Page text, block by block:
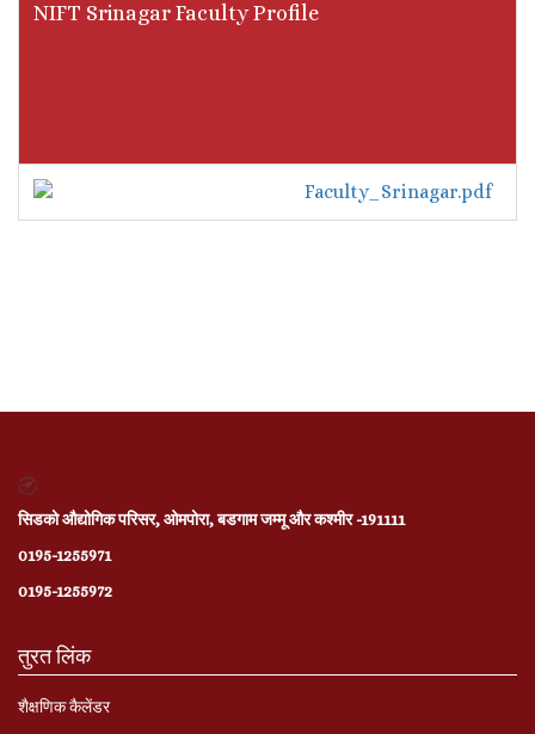
NIFT Srinagar Faculty Profile
Faculty_Srinagar.pdf
सिडको औद्योगिक परिसर, ओमपोरा, बडगाम जम्मू और कश्मीर -191111
0195-1255971
0195-1255972
तुरत लिंक
शैक्षणिक कैलेंडर